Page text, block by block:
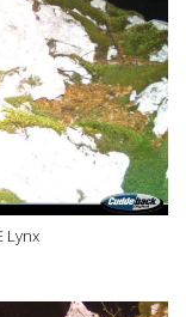
Lynx